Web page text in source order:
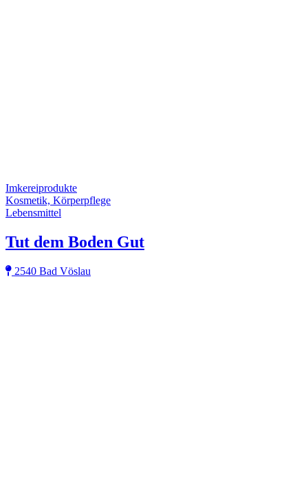
Imkereiprodukte
Kosmetik, Körperpflege
Lebensmittel
Tut dem Boden Gut
2540 Bad Vöslau